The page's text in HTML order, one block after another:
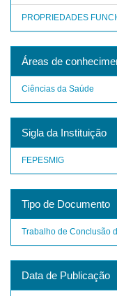
PROPRIEDADES
Áreas de
Ciências da Saúde
Sigla da Instituição
FEPESMIG
Tipo de Documento
Trabalho de Conclusão
Data de Publicação